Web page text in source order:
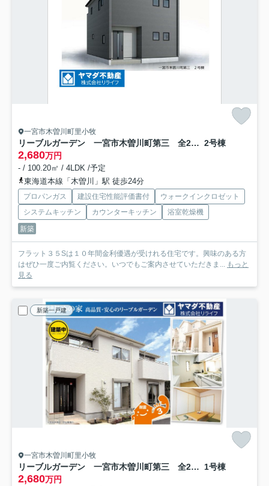
一宮市木曽川町里小牧
リーブルガーデン 一宮市木曽川町第三 全2区画分譲 2号棟
2,680万円
- / 100.20㎡ / 4LDK /予定
東海道本線「木曽川」駅 徒歩24分
プロパンガス 建設住宅性能評価書付
ウォークインクロゼット
システムキッチン
カウンターキッチン
浴室乾燥機
新築
フラット３５Sは１０年間金利優遇が受けれる住宅です。興味のある方
はぜひ一度ご内覧ください。いつでもご案内させていただきま... もっと
見る
新築一戸建
一宮市木曽川町里小牧
リーブルガーデン 一宮市木曽川町第三 全2区画分譲 1号棟
2,680万円